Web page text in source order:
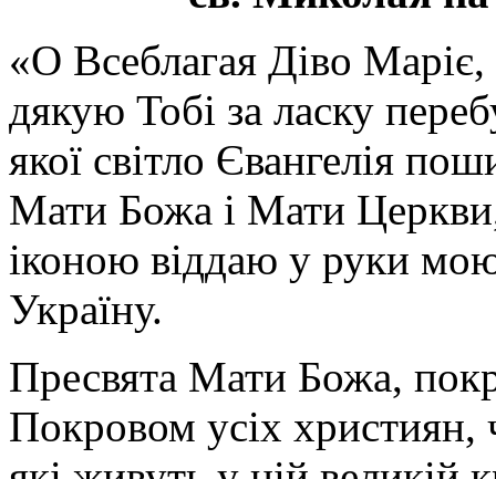
«О Всеблагая Діво
дякую Тобі за ласку
якої світло Євангелія
Мати Божа і Мати
іконою віддаю у руки
Україну.
Пресвята Мати Божа,
Покровом усіх християн,